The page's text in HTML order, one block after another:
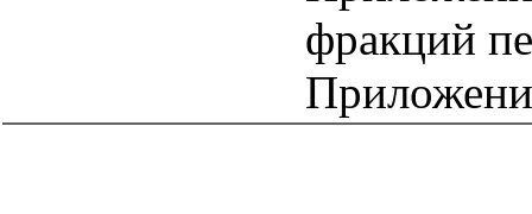
фракций